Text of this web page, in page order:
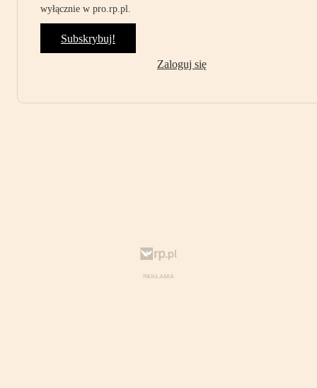
wyłącznie w pro.rp.pl.
Subskrybuj!
Zaloguj się